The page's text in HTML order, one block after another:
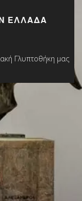
ΕΛΛΆΔΑ
Γλυπτοθήκη μας